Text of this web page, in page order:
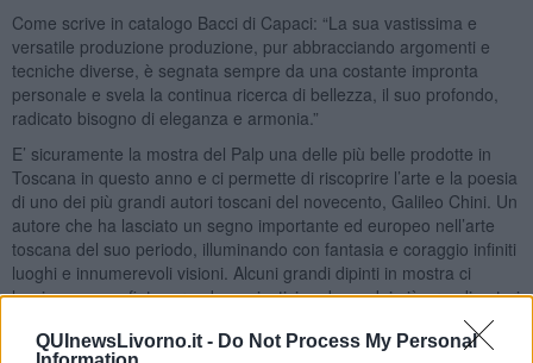
QUInewsLivorno.it - Do Not Process My Personal
Come scrive in catalogo Bacci di Capaci: “La sua vastissima e
versatile produzione produzione, pur abbracciando argomenti e
tecniche diverse, è segnata sempre da una costante impronta
personale e svela la continua ricerca di bellezza, il suo profondo,
radicato bisogno di eleganza e armonia.”
E’ sicuramente la mostra del Palp una delle più belle prodotte in
Toscana in questo anno e ci permette di riscoprire l’arte e la poesia
di uno dei più grandi autori toscani del novecento, Galileo Chini. Un
autore che ha lasciato un segno importante ed europeo nell’arte
toscana del suo periodo, illuminando con fantasia e coraggio infiniti
luoghi e innumerevoli visioni. Alcuni grandi dipinti in mostra ci
lasciano senza fiato e rendono giustizia ad uno dei più grandi autori
del nostro novecento, forse dimenticato troppo in fretta dalla critica,
rispetto ad autori meno internazionali e meno ricchi di pathos e